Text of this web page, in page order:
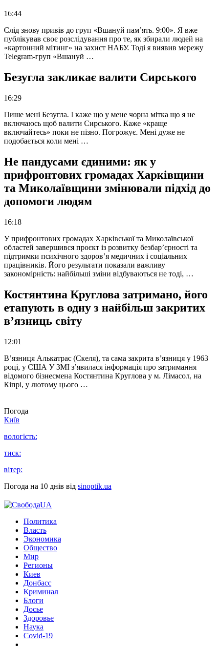
16:44
Слід знову привів до груп «Вшануй пам’ять. 9:00». Я вже
публікував своє розслідування про те, як збирали людей на
«картонний мітинг» на захист НАБУ. Тоді я виявив мережу
Telegram-груп «Вшануй …
Безугла закликає валити Сирського
16:29
Пише мені Безугла. І каже що у мене чорна мітка що я не
включаюсь щоб валити Сирського. Каже «краще
включайтесь» поки не пізно. Погрожує. Мені дуже не
подобається коли мені …
Не пандусами єдиними: як у
прифронтових громадах Харківщини
та Миколаївщини змінювали підхід до
допомоги людям
16:18
У прифронтових громадах Харківської та Миколаївської
областей завершився проєкт із розвитку безбар’єрності та
підтримки психічного здоров’я медичних і соціальних
працівників. Його результати показали важливу
закономірність: найбільші зміни відбуваються не тоді, …
Костянтина Круглова затримано, його
етапують в одну з найбільш закритих
в’язниць світу
12:01
В’язниця Алькатрас (Скеля), та сама закрита в’язниця у 1963
році, у США У ЗМІ з’явилася інформація про затримання
відомого бізнесмена Костянтина Круглова у м. Лімасол, на
Кіпрі, у лютому цього …
Погода
Київ
вологість:
тиск:
вітер:
Погода на 10 днів від sinoptik.ua
Политика
Власть
Экономика
Общество
Мир
Регионы
Киев
Донбасс
Криминал
Блоги
Досье
Здоровье
Наука
Covid-19